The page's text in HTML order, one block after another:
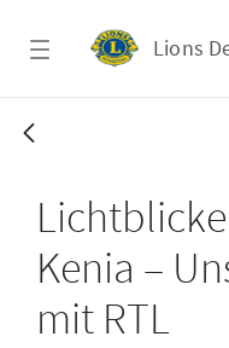
Lions
Kenia –
mit RTL